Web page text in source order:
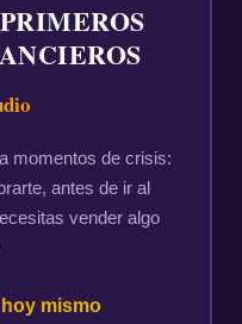
momentos de crisis:
antes de ir al
vender algo
hoy mismo